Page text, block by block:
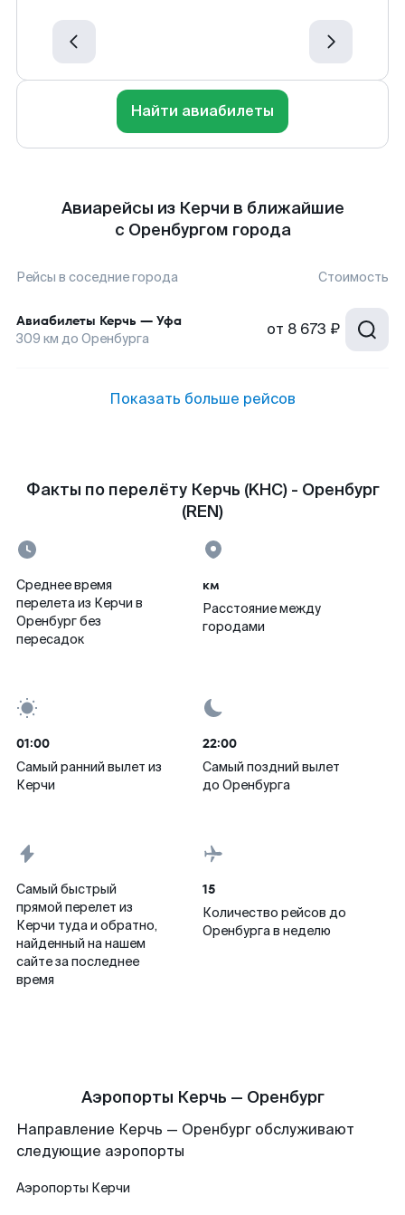
Найти авиабилеты
Авиарейсы из Керчи в ближайшие
с Оренбургом города
Рейсы в соседние города Стоимость
Авиабилеты Керчь — Уфа
309 км до Оренбурга от 8 673 ₽
Показать больше рейсов
Факты по перелёту Керчь (KHC) - Оренбург
(REN)
Среднее время
перелета из Керчи в
Оренбург без
пересадок
км
Расстояние между
городами
01:00
Самый ранний вылет из
Керчи
22:00
Самый поздний вылет
до Оренбурга
Самый быстрый
прямой перелет из
Керчи туда и обратно,
найденный на нашем
сайте за последнее
время
15
Количество рейсов до
Оренбурга в неделю
Аэропорты Керчь — Оренбург
Направление Керчь — Оренбург обслуживают
следующие аэропорты
Аэропорты Керчи